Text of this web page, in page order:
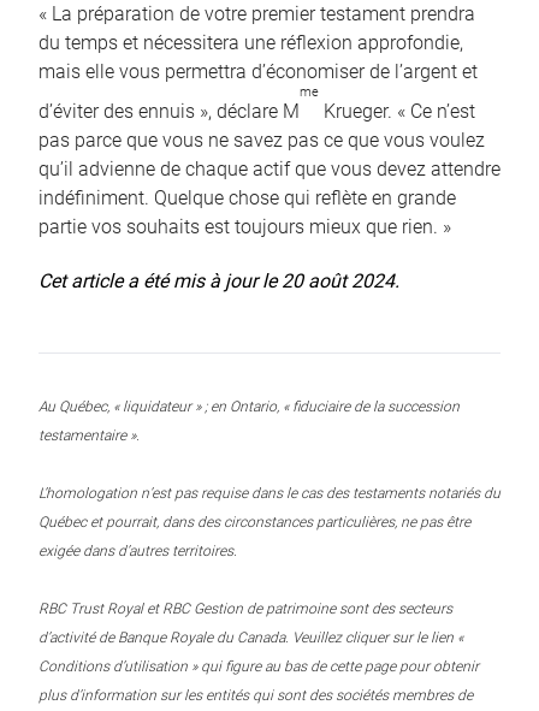
« La préparation de votre premier testament prendra
du temps et nécessitera une réflexion approfondie,
mais elle vous permettra d’économiser de l’argent et
d’éviter des ennuis », déclare M
me
Krueger. « Ce n’est
pas parce que vous ne savez pas ce que vous voulez
qu’il advienne de chaque actif que vous devez attendre
indéfiniment. Quelque chose qui reflète en grande
partie vos souhaits est toujours mieux que rien. »
Cet article a été mis à jour le 20 août 2024.
Au Québec, « liquidateur » ; en Ontario, « fiduciaire de la succession
testamentaire ».
L’homologation n’est pas requise dans le cas des testaments notariés du
Québec et pourrait, dans des circonstances particulières, ne pas être
exigée dans d’autres territoires.
RBC Trust Royal et RBC Gestion de patrimoine sont des secteurs
d’activité de Banque Royale du Canada. Veuillez cliquer sur le lien «
Conditions d’utilisation » qui figure au bas de cette page pour obtenir
plus d’information sur les entités qui sont des sociétés membres de